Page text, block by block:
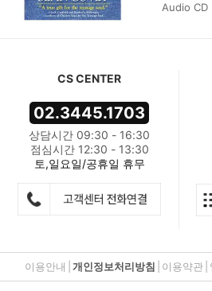
Audio CD
CS CENTER
02.3445.1703
상담시간 09:30 - 16:30
점심시간 12:30 - 13:30
토,일요일/공휴일 휴무
이용안내 개인정보처리방침 이용약관